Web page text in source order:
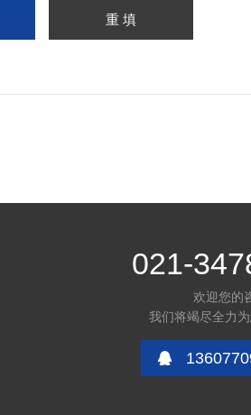
021-
欢迎您的
我们将竭尽全力